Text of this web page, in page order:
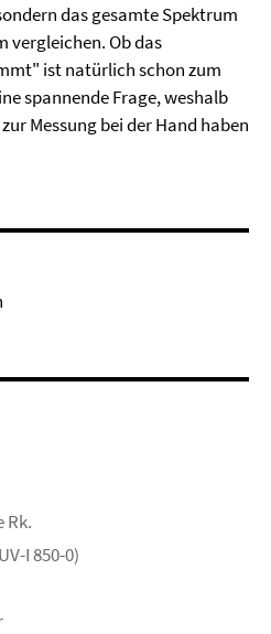
das gesamte Spektrum
Ob das
ist natürlich schon zum
spannende Frage, weshalb
Messung bei der Hand haben
Rk.
I 850-0)